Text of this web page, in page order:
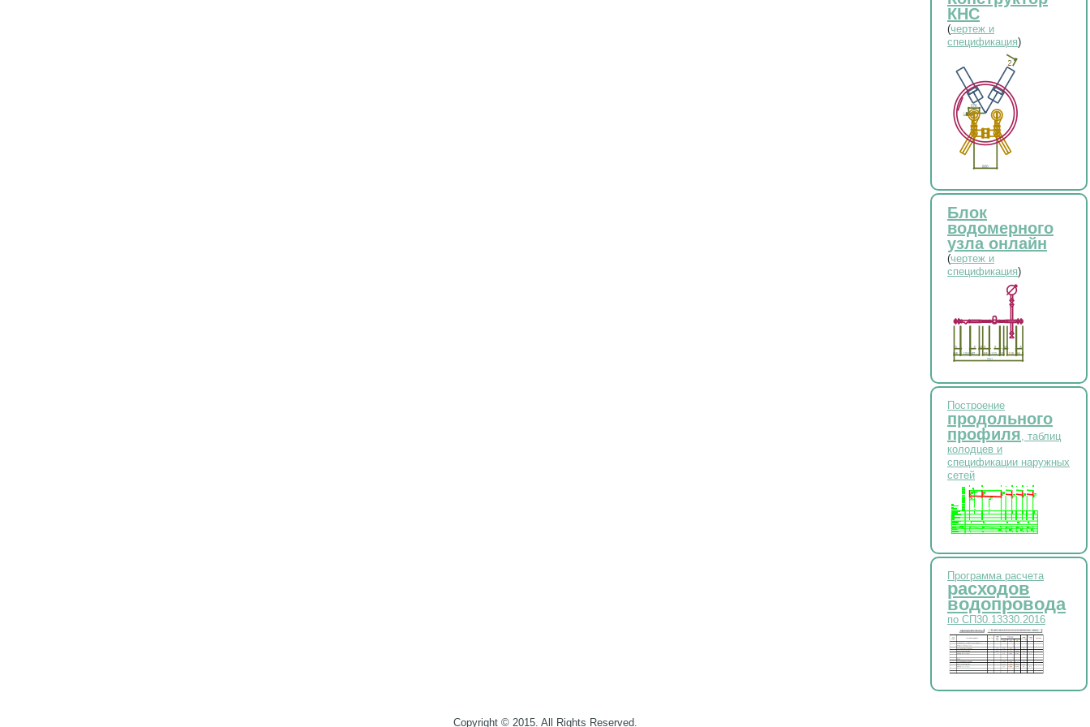
КНС
(чертеж и
спецификация)
Блок
водомерного
узла онлайн
(чертеж и
спецификация)
Построение
продольного
профиля , таблиц
колодцев и
спецификации наружных
сетей
Программа расчета
расходов
водопровода
по СП30.13330.2016
Copyright © 2015. All Rights Reserved.